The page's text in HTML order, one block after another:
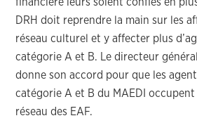
DRH doit reprendre la main sur les
réseau culturel et y affecter plus
catégorie A et B. Le directeur
donne son accord pour que les
catégorie A et B du MAEDI occupent
réseau des EAF.